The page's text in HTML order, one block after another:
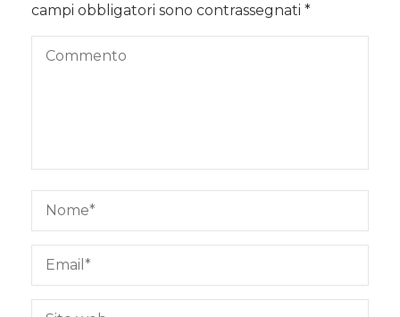
campi obbligatori sono contrassegnati *